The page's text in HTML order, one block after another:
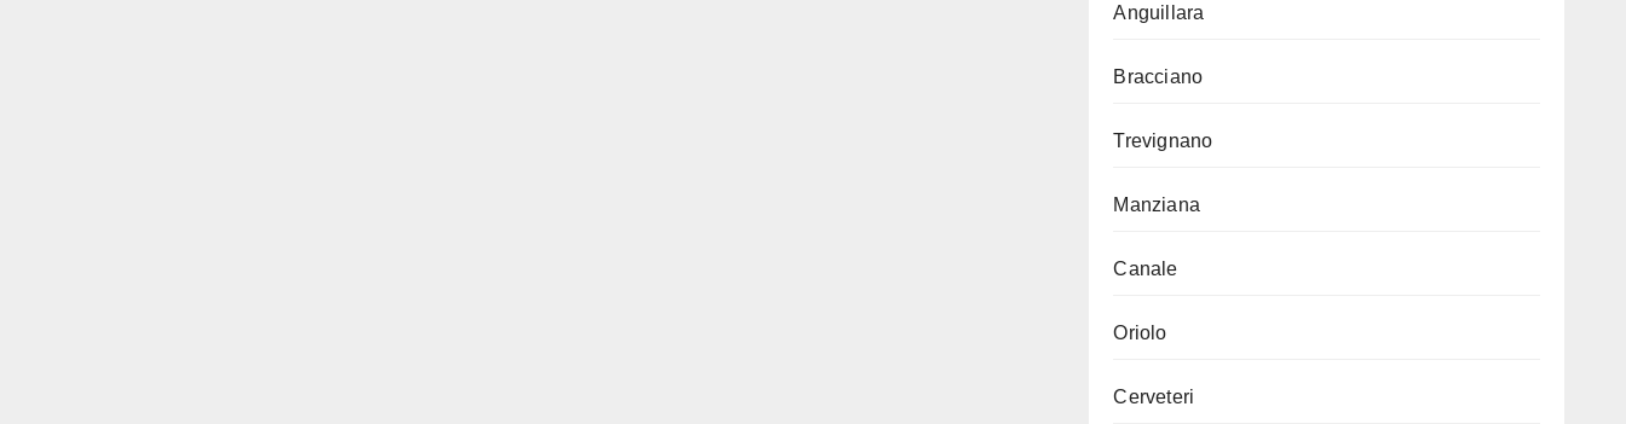
Anguillara
Bracciano
Trevignano
Manziana
Canale
Oriolo
Cerveteri